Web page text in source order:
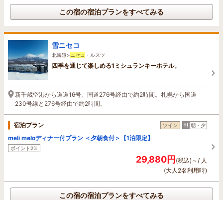
この宿の宿泊プランをすべてみる
雪ニセコ
北海道> ニセコ ・ルスツ
四季を通じて楽しめる1ミシュランキーホテル。
新千歳空港から道道16号、国道276号経由で約2時間。札幌から国道
230号線と276号経由で約2時間。
宿泊プラン ツイン 朝・夕
meli meloディナー付プラン ＜夕朝食付＞【1泊限定】
ポイント2%
29,880円(税込)～/ 人
(大人2名利用時)
この宿の宿泊プランをすべてみる